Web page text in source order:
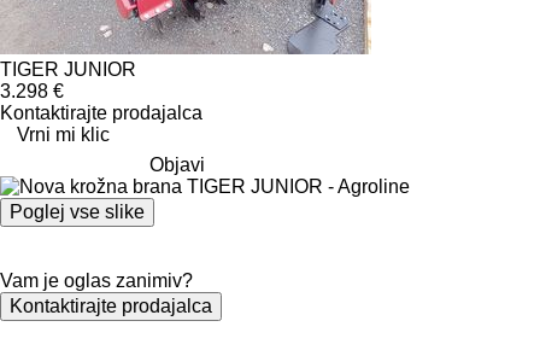
TIGER JUNIOR
3.298 €
Kontaktirajte prodajalca
Vrni mi klic
Objavi
Poglej vse slike
Vam je oglas zanimiv?
Kontaktirajte prodajalca